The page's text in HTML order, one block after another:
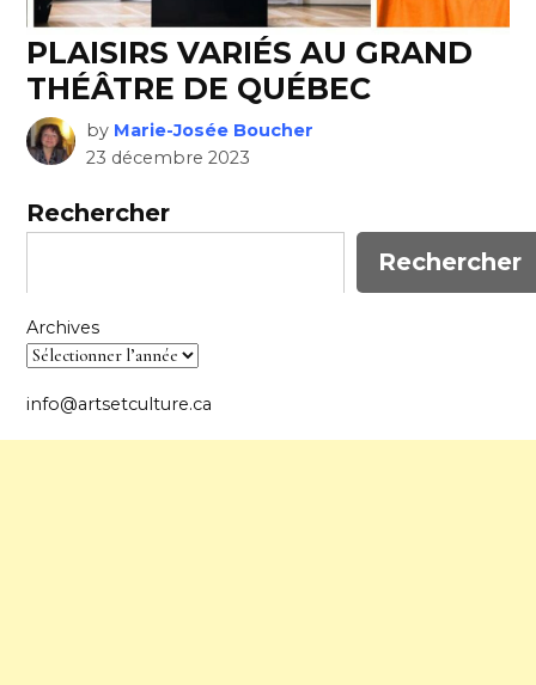
PLAISIRS VARIÉS AU GRAND
THÉÂTRE DE QUÉBEC
by Marie-Josée Boucher
23 décembre 2023
Rechercher
Rechercher
Archives
info@artsetculture.ca